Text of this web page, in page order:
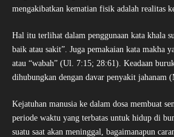
mengakibatkan kematian fisik adalah realitas
Hal itu terlihat dalam penggunaan kata khala
baik atau sakit”. Juga pemakaian kata makha
atau “wabah” (Ul. 7:15; 28:61). Keadaan
dihubungkan dengan davar penyakit jahanam
Kejatuhan manusia ke dalam dosa membuat
periode waktu yang terbatas untuk hidup di
suatu saat akan meninggal, bagaimanapun